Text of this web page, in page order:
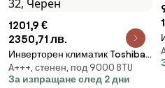
1201,9 €
2350,71 лв.
Инверторен климатик Toshiba
Shorai Edge RAS-B16G3KVSGB-
E/RAS-16J2AVSG-E1, 16000 BTU,
A+++, стенен, под 9000 BTU
За изпращане след 2 дни